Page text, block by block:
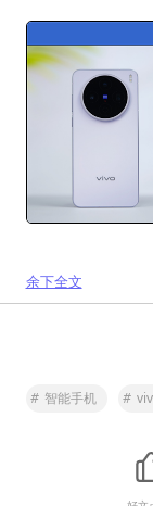
余下全文
# 智能手机 #